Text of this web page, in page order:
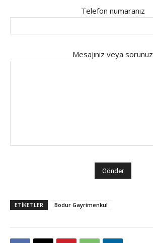
Telefon numaranız
Mesajınız veya sorunuz
ETİKETLER Bodur Gayrimenkul